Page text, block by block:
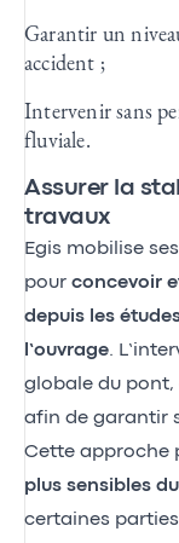
Garantir un
accident ;
Intervenir sans
fluviale.
Assurer la
travaux
Egis mobilise
pour concevoir
depuis les
l’ouvrage.
globale du pont,
afin de garantir
Cette approche
plus sensibles
certaines